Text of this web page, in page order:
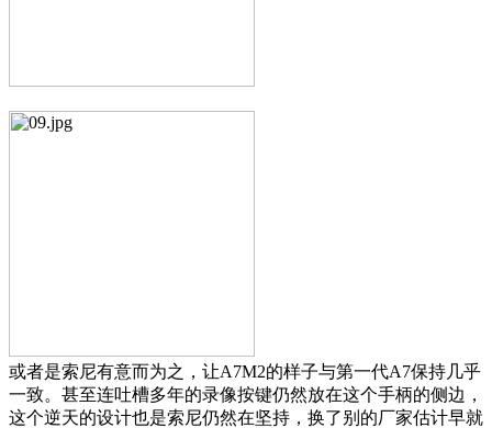
或者是索尼有意而为之，让A7M2的样子与第一代A7保持几乎
一致。甚至连吐槽多年的录像按键仍然放在这个手柄的侧边，
这个逆天的设计也是索尼仍然在坚持，换了别的厂家估计早就